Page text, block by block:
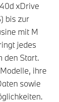
xDrive
bis zur
mit M
jedes
den Start.
ihre
sowie